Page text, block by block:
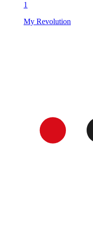
1
My Revolution